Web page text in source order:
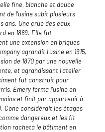
fine, blanche et douce
de l'usine subit plusieurs
ans. Une crue des eaux
en 1869. Elle fut
une extension en briques
agrandit l'usine en 1915,
de 1870 par une nouvelle
et agrandissant l'atelier
fut construit pour
Emery ferma l'usine en
et finit par appartenir à
Cone considérait les étages
dangereux et les fit
racheta le bâtiment en